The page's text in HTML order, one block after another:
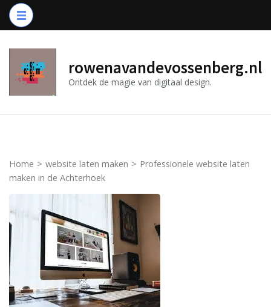
Ga
naar
(druk
Enter)
rowenavandevossenberg.nl
Ontdek de magie van digitaal design.
Home > website laten maken > Professionele website laten
maken in de Achterhoek